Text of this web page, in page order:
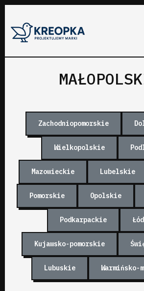
Zachodniopomorskie
Wielkopolskie
Mazowieckie Lubelskie
Pomorskie Opolskie
Podkarpackie
Kujawsko-pomorskie
Lubuskie Warmińsko-